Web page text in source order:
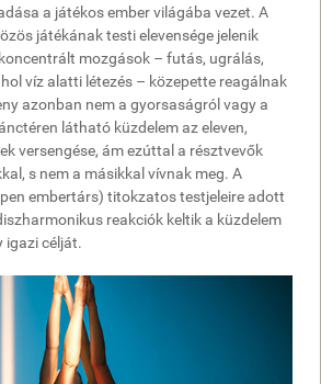
a játékos ember világába vezet. A
játékának testi elevensége jelenik
mozgások – futás, ugrálás,
víz alatti létezés – közepette reagálnak
azonban nem a gyorsaságról vagy a
látható küzdelem az eleven,
versengése, ám ezúttal a résztvevők
s nem a másikkal vívnak meg. A
embertárs) titokzatos testjeleire adott
reakciók keltik a küzdelem
igazi célját.